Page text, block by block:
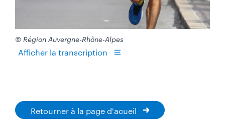
© Région Auvergne-Rhône-Alpes
Afficher la transcription
Retourner à la page d'acueil